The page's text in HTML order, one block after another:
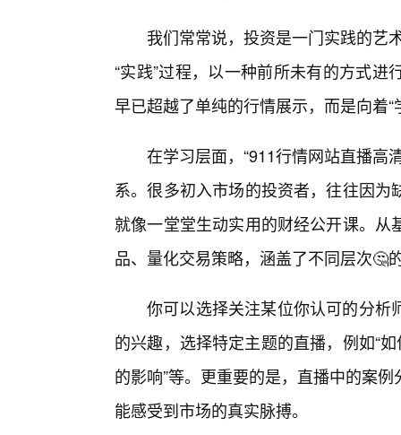
我们常常说，投资是一门实践的艺
“实践”过程，以一种前所未有的方式
早已超越了单纯的行情展示，而是向着“
在学习层面，“911行情网站直播高
系。很多初入市场的投资者，往往因
就像一堂堂生动实用的财经公开课。
品、量化交易策略，涵盖了不同层次🤔
你可以选择关注某位你认可的分析
的兴趣，选择特定主题的直播，例如“
的影响”等。更重要的是，直播中的案
能感受到市场的真实脉搏。